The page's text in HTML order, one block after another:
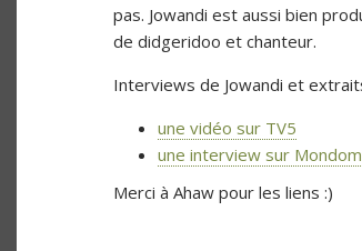
pas. Jowandi est aussi bien
de didgeridoo et chanteur.
Interviews de Jowandi et
une vidéo sur TV5
une interview sur
Merci à Ahaw pour les liens :)